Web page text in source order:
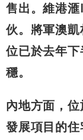
售出。維港
伙。將軍澳
位已於去年
穩。
內地方面，
發展項目的